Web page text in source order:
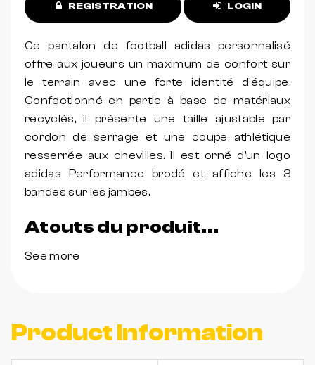
REGISTRATION LOGIN
Ce pantalon de football adidas personnalisé
offre aux joueurs un maximum de confort sur
le terrain avec une forte identité d'équipe.
Confectionné en partie à base de matériaux
recyclés, il présente une taille ajustable par
cordon de serrage et une coupe athlétique
resserrée aux chevilles. Il est orné d'un logo
adidas Performance brodé et affiche les 3
bandes sur les jambes.
Atouts du produit...
See more
Product Information